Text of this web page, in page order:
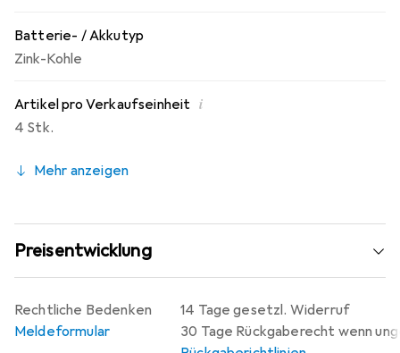
Batterie- / Akkutyp
Zink-Kohle
Artikel pro Verkaufseinheit i
4 Stk.
Mehr anzeigen
Preisentwicklung
14 Tage gesetzl. Widerruf
30 Tage Rückgaberecht wenn
Rechtliche Bedenken
Meldeformular